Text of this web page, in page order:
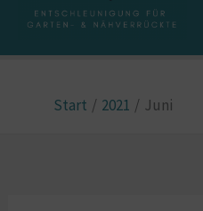
Start 2021 Juni